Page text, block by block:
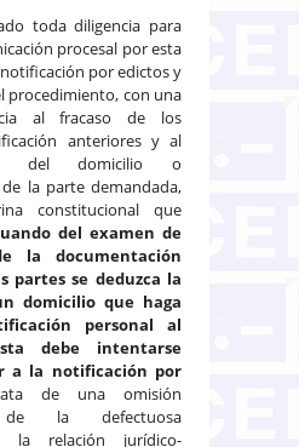
toda diligencia para
procesal por esta
por edictos y
procedimiento, con una
al fracaso de los
anteriores y al
del domicilio o
la parte demandada,
constitucional que
del examen de
la documentación
partes se deduzca la
domicilio que haga
personal al
debe intentarse
a la notificación por
de una omisión
de la defectuosa
la relación jurídico-